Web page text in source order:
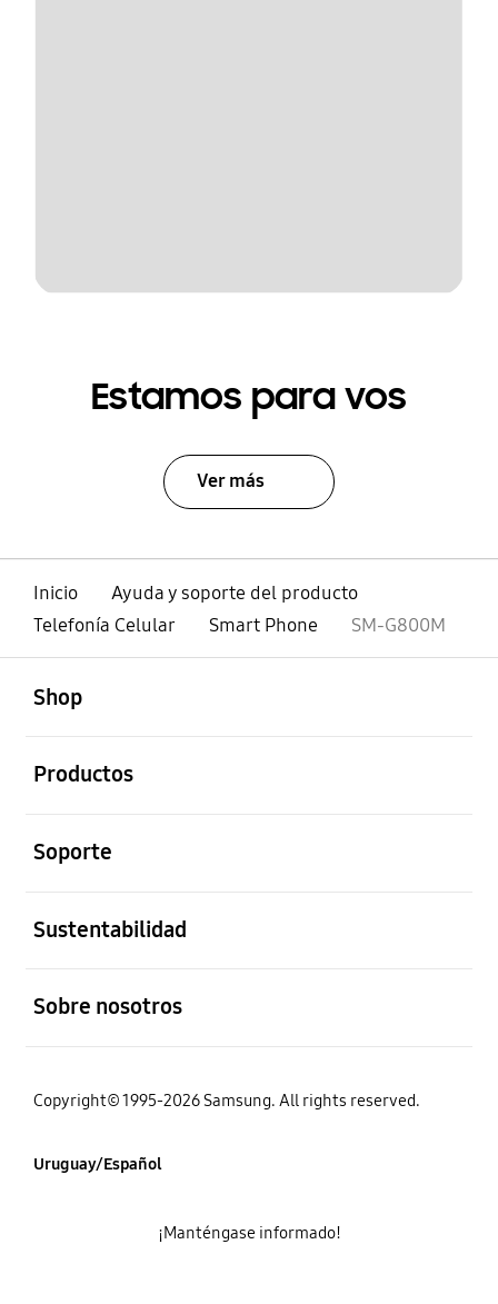
Estamos para vos
Ver más
Inicio
Ayuda y soporte del producto
Telefonía Celular
Smart Phone SM-G800M
Shop
Productos
Soporte
Sustentabilidad
Sobre nosotros
Copyright© 1995-2026 Samsung. All rights reserved.
Uruguay/Español
¡Manténgase informado!